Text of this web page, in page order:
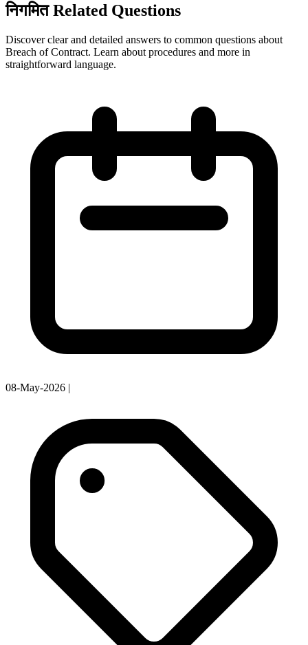
निगमित Related Questions
Discover clear and detailed answers to common questions about
Breach of Contract. Learn about procedures and more in
straightforward language.
08-May-2026 |